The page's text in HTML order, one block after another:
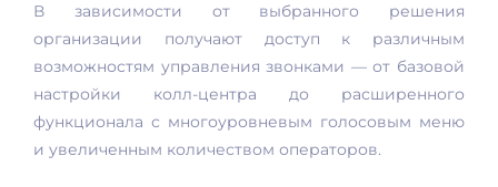
В зависимости от выбранного решения
организации получают доступ к различным
возможностям управления звонками — от базовой
настройки колл-центра до расширенного
функционала с многоуровневым голосовым меню
и увеличенным количеством операторов.